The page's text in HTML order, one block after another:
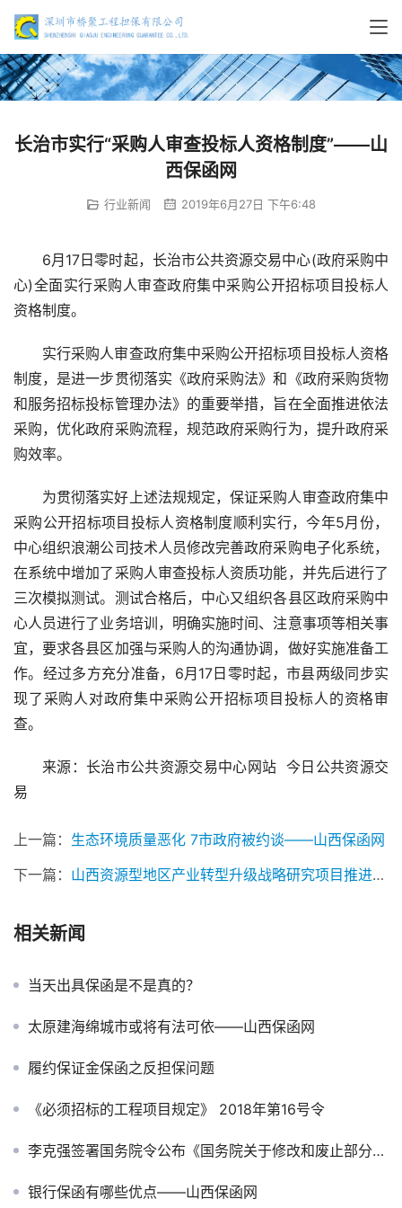
长治市实行“采购人审查投标人资格制度”——山
西保函网
行业新闻 2019年6月27日 下午6:48
6月17日零时起，长治市公共资源交易中心(政府采购中
心)全面实行采购人审查政府集中采购公开招标项目投标人
资格制度。
实行采购人审查政府集中采购公开招标项目投标人资格
制度，是进一步贯彻落实《政府采购法》和《政府采购货物
和服务招标投标管理办法》的重要举措，旨在全面推进依法
采购，优化政府采购流程，规范政府采购行为，提升政府采
购效率。
为贯彻落实好上述法规规定，保证采购人审查政府集中
采购公开招标项目投标人资格制度顺利实行，今年5月份，
中心组织浪潮公司技术人员修改完善政府采购电子化系统，
在系统中增加了采购人审查投标人资质功能，并先后进行了
三次模拟测试。测试合格后，中心又组织各县区政府采购中
心人员进行了业务培训，明确实施时间、注意事项等相关事
宜，要求各县区加强与采购人的沟通协调，做好实施准备工
作。经过多方充分准备，6月17日零时起，市县两级同步实
现了采购人对政府集中采购公开招标项目投标人的资格审
查。
来源：长治市公共资源交易中心网站  今日公共资源交
易
上一篇： 生态环境质量恶化 7市政府被约谈——山西保函网
下一篇： 山西资源型地区产业转型升级战略研究项目推进会在并举行——山西保函网
相关新闻
当天出具保函是不是真的？
太原建海绵城市或将有法可依——山西保函网
履约保证金保函之反担保问题
《必须招标的工程项目规定》 2018年第16号令
李克强签署国务院令公布《国务院关于修改和废止部分行政法规的决定》
银行保函有哪些优点——山西保函网